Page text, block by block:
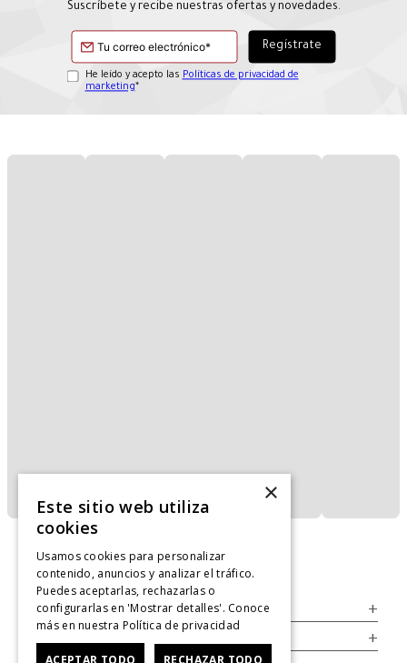
Suscríbete y recibe nuestras ofertas y novedades.
He leído y acepto lasPolíticas de privacidad de
marketing*
Servicio al Consumidor +
+
×
Este sitio web utiliza
cookies
Usamos cookies para personalizar
contenido, anuncios y analizar el tráfico.
Puedes aceptarlas, rechazarlas o
configurarlas en 'Mostrar detalles'. Conoce
más en nuestra Política de privacidad
ACEPTAR TODO RECHAZAR TODO